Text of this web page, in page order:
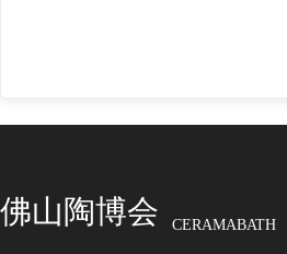
佛山陶博会 CERAMABATH